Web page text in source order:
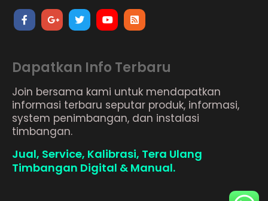
Dapatkan Info Terbaru
Join bersama kami untuk mendapatkan
informasi terbaru seputar produk, informasi,
system penimbangan, dan instalasi
timbangan.
Jual, Service, Kalibrasi, Tera Ulang
Timbangan Digital & Manual.